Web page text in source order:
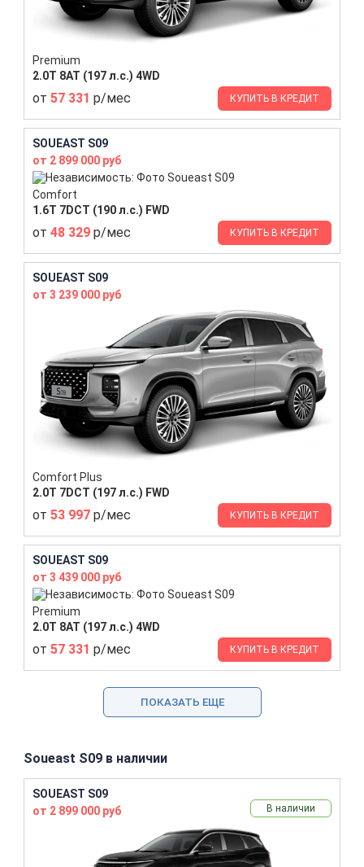
Premium
2.0T 8AT (197 л.с.) 4WD
от 57 331 р/мес КУПИТЬ В КРЕДИТ
SOUEAST S09
от 2 899 000 руб
Comfort
1.6T 7DCT (190 л.с.) FWD
от 48 329 р/мес КУПИТЬ В КРЕДИТ
SOUEAST S09
от 3 239 000 руб
Comfort Plus
2.0T 7DCT (197 л.с.) FWD
от 53 997 р/мес КУПИТЬ В КРЕДИТ
SOUEAST S09
от 3 439 000 руб
Premium
2.0T 8AT (197 л.с.) 4WD
от 57 331 р/мес КУПИТЬ В КРЕДИТ
ПОКАЗАТЬ ЕЩЕ
Soueast S09 в наличии
SOUEAST S09
от 2 899 000 руб
В наличии